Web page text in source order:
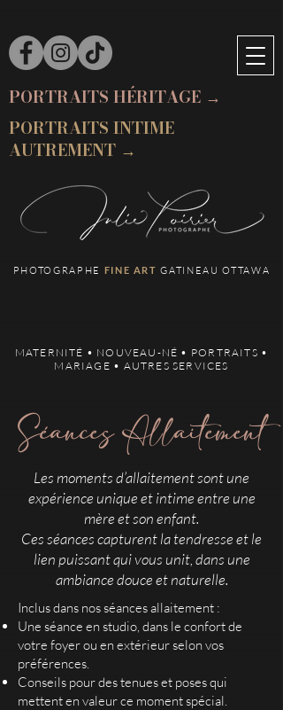
PHOTOGRAPHE FINE ART GATINEAU OTTAWA
PORTRAITS HÉRITAGE →
PORTRAITS INTIME
AUTREMENT →
MATERNITÉ • NOUVEAU-NÉ • PORTRAITS •
MARIAGE • AUTRES SERVICES
Séances Allaitement
Les moments d’allaitement sont une
expérience unique et intime entre une
mère et son enfant.
Ces séances capturent la tendresse et le
lien puissant qui vous unit, dans une
ambiance douce et naturelle.
Inclus dans nos séances allaitement :
Une séance en studio, dans le confort de
votre foyer ou en extérieur selon vos
préférences.
Conseils pour des tenues et poses qui
mettent en valeur ce moment spécial.